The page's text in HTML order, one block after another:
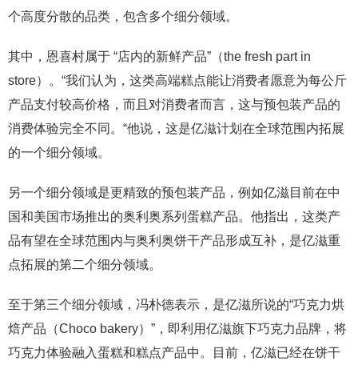
个高度分散的品类，包含多个细分领域。
其中，恩喜村属于 “店内的新鲜产品”（the fresh part in
store）。“我们认为，这类高端糕点能让消费者愿意为每公斤
产品支付较高价格，而且对消费者而言，这与预包装产品的
消费体验完全不同。“他说，这是亿滋计划在全球范围内拓展
的一个细分领域。
另一个细分领域是更精致的预包装产品，例如亿滋目前在中
国和美国市场推出的奥利奥系列蛋糕产品。他指出，这类产
品有望在全球范围内与奥利奥饼干产品形成互补，是亿滋重
点拓展的第二个细分领域。
至于第三个细分领域，冯朴德表示，是亿滋所说的“巧克力烘
焙产品（Choco bakery）”，即利用亿滋旗下巧克力品牌，将
巧克力体验融入蛋糕和糕点产品中。目前，亿滋已经在饼干